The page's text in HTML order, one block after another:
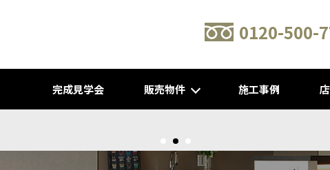
0120-500-
完成見学会 販売物件 施工事例